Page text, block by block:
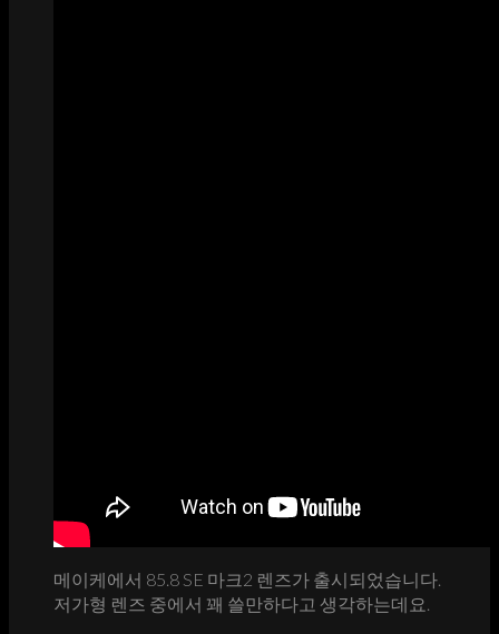
메이케에서 85.8 SE 마크2 렌즈가 출시되었습니다.
저가형 렌즈 중에서 꽤 쓸만하다고 생각하는데요.